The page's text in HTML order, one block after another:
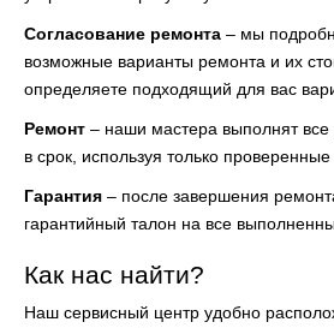
Согласование ремонта – мы
возможные варианты ремонта и их
определяете подходящий для вас
Ремонт – наши мастера выполнят все
в срок, используя только проверенные
Гарантия – после завершения
гарантийный талон на все
Как нас найти?
Наш сервисный центр удобно